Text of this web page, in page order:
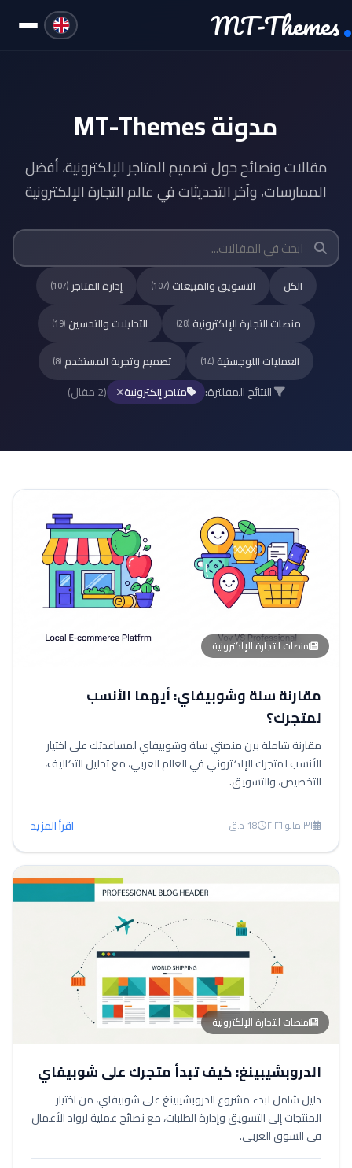
MT-Themes
مدونة MT-Themes
مقالات ونصائح حول تصميم المتاجر الإلكترونية، أفضل
الممارسات، وآخر التحديثات في عالم التجارة الإلكترونية
الكل التسويق والمبيعات (107) إدارة المتاجر (107)
منصات التجارة الإلكترونية (28) التحليلات والتحسين (19)
العمليات اللوجستية (14) تصميم وتجربة المستخدم (8)
النتائج المفلترة: متاجر إلكترونية (2 مقال)
منصات التجارة الإلكترونية
مقارنة سلة وشوبيفاي: أيهما الأنسب
لمتجرك؟
مقارنة شاملة بين منصتي سلة وشوبيفاي لمساعدتك على اختيار
الأنسب لمتجرك الإلكتروني في العالم العربي، مع تحليل التكاليف،
التخصيص، والتسويق.
٣١ مايو ٢٠٢٦ 18 د.ق اقرأ المزيد
منصات التجارة الإلكترونية
الدروبشيبينغ: كيف تبدأ متجرك على شوبيفاي
دليل شامل لبدء مشروع الدروبشيبينغ على شوبيفاي، من اختيار
المنتجات إلى التسويق وإدارة الطلبات، مع نصائح عملية لرواد الأعمال
في السوق العربي.